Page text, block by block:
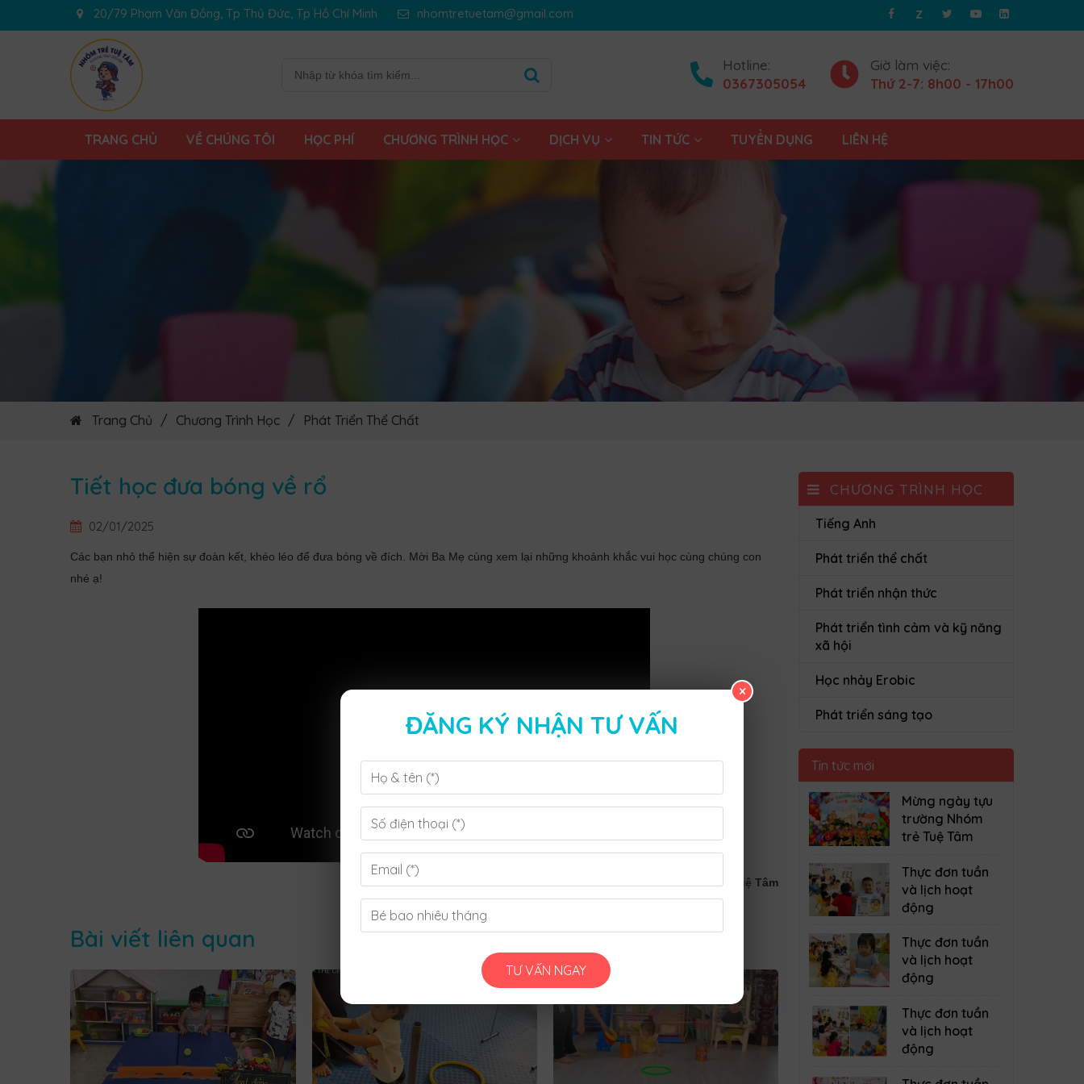
20/79 Phạm Văn Đồng, Tp Thủ Đức, Tp Hồ Chí Minh nhomtretuetam@gmail.com z
Hotline:
0367305054
Giờ làm việc:
Thứ 2-7: 8h00 - 17h00
TRANG CHỦ VỀ CHÚNG TÔI HỌC PHÍ CHƯƠNG TRÌNH HỌC DỊCH VỤ TIN TỨC TUYỂN DỤNG LIÊN HỆ
Trang Chủ / Chương Trình Học / Phát Triển Thể Chất
Tiết học đưa bóng về rổ
02/01/2025
Các bạn nhỏ thể hiện sự đoàn kết, khéo léo để đưa bóng về đích. Mời Ba Mẹ cùng xem lại những khoảnh khắc vui học cùng chúng con
nhé ạ!
Nguồn: Nhóm trẻ Tuệ Tâm
Bài viết liên quan
CHƯƠNG TRÌNH HỌC
Tiếng Anh
Phát triển thể chất
Phát triển nhận thức
Phát triển tình cảm và kỹ năng
xã hội
Học nhảy Erobic
Phát triển sáng tạo
Tin tức mới
Mừng ngày tựu
trường Nhóm
trẻ Tuệ Tâm
Thực đơn tuần
và lịch hoạt
động
Thực đơn tuần
và lịch hoạt
động
Thực đơn tuần
và lịch hoạt
động
×
ĐĂNG KÝ NHẬN TƯ VẤN
TƯ VẤN NGAY